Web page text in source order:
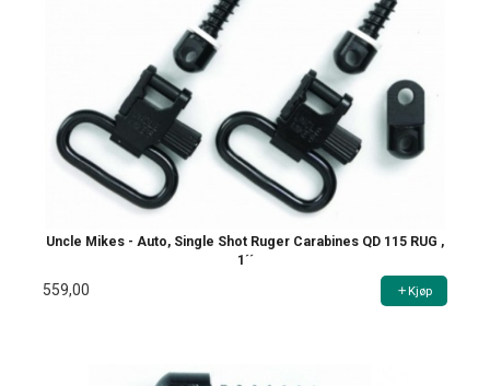
Uncle Mikes - Auto, Single Shot Ruger Carabines QD 115 RUG ,
1´´
559,00 Kjøp